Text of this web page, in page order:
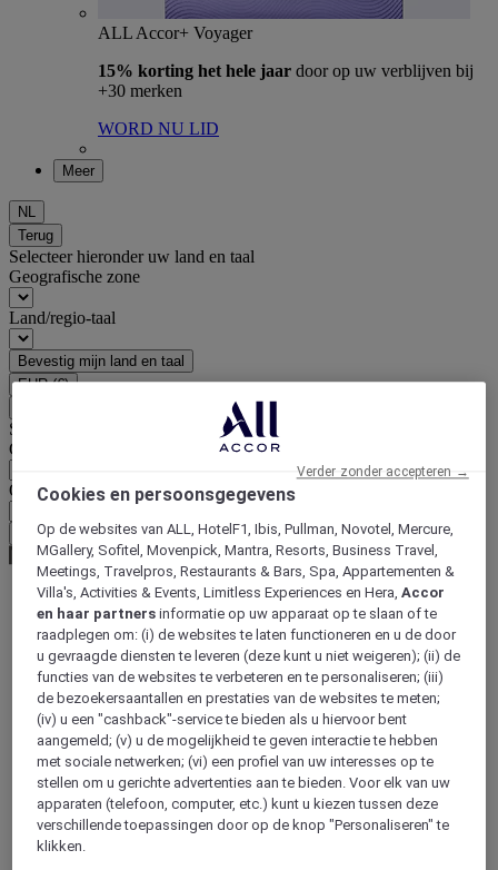
ALL Accor+ Voyager
15% korting het hele jaar door op uw verblijven bij
+30 merken
WORD NU LID
Meer
NL
Terug
Selecteer hieronder uw land en taal
Geografische zone
Land/regio-taal
Bevestig mijn land en taal
EUR (€)
Selecteer hieronder uw valuta
Geografische zone
Offerte
Bevestig mijn valuta
World
Europe
France
Languedoc-Roussillon
HERAULT
Cookies en persoonsgegevens
Op de websites van ALL, HotelF1, Ibis, Pullman, Novotel, Mercure,
MGallery, Sofitel, Movenpick, Mantra, Resorts, Business Travel,
Meetings, Travelpros, Restaurants & Bars, Spa, Appartementen &
Villa's, Activities & Events, Limitless Experiences en Hera,Accor
en haar partners informatie op uw apparaat op te slaan of te
raadplegen om: (i) de websites te laten functioneren en u de door
u gevraagde diensten te leveren (deze kunt u niet weigeren); (ii) de
functies van de websites te verbeteren en te personaliseren; (iii)
de bezoekersaantallen en prestaties van de websites te meten;
(iv) u een "cashback"-service te bieden als u hiervoor bent
aangemeld; (v) u de mogelijkheid te geven interactie te hebben
met sociale netwerken; (vi) een profiel van uw interesses op te
stellen om u gerichte advertenties aan te bieden. Voor elk van uw
apparaten (telefoon, computer, etc.) kunt u kiezen tussen deze
verschillende toepassingen door op de knop "Personaliseren" te
klikken.
Verder zonder accepteren →